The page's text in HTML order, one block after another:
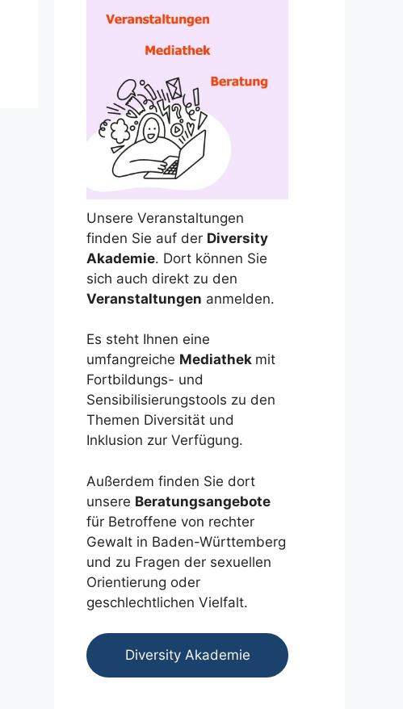
Unsere Veranstaltungen
finden Sie auf der Diversity
Akademie. Dort können Sie
sich auch direkt zu den
Veranstaltungen anmelden.
Es steht Ihnen eine
umfangreiche Mediathek mit
Fortbildungs- und
Sensibilisierungstools zu den
Themen Diversität und
Inklusion zur Verfügung.
Außerdem finden Sie dort
unsere Beratungsangebote
für Betroffene von rechter
Gewalt in Baden-Württemberg
und zu Fragen der sexuellen
Orientierung oder
geschlechtlichen Vielfalt.
Diversity Akademie